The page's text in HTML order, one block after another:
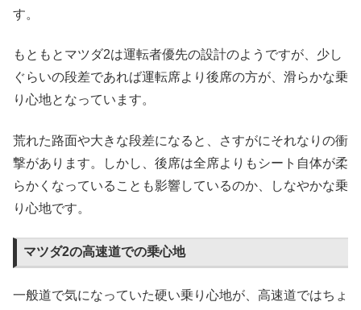
す。
もともとマツダ2は運転者優先の設計のようですが、少し
ぐらいの段差であれば運転席より後席の方が、滑らかな乗
り心地となっています。
荒れた路面や大きな段差になると、さすがにそれなりの衝
撃があります。しかし、後席は全席よりもシート自体が柔
らかくなっていることも影響しているのか、しなやかな乗
り心地です。
マツダ2の高速道での乗心地
一般道で気になっていた硬い乗り心地が、高速道ではちょ